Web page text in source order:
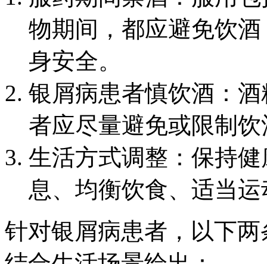
物期间，都应避免饮
身安全。
银屑病患者慎饮酒：
者应尽量避免或限制饮
生活方式调整：保持
息、均衡饮食、适当
针对银屑病患者，以下